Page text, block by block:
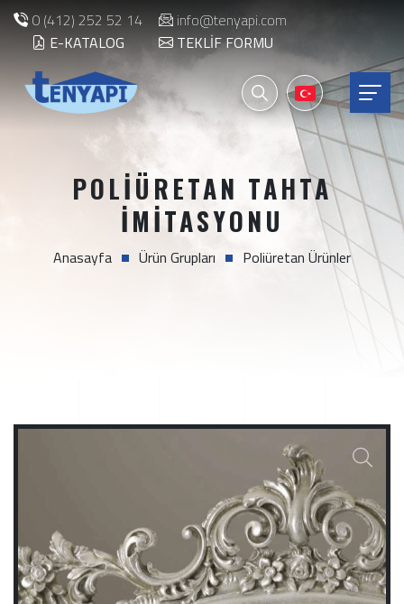
0 (412) 252 52 14
info@tenyapi.com
E-KATALOG
TEKLIF FORMU
POLIÜRETAN TAHTA
İMITASYONU
Anasayfa Ürün Grupları Poliüretan Ürünler